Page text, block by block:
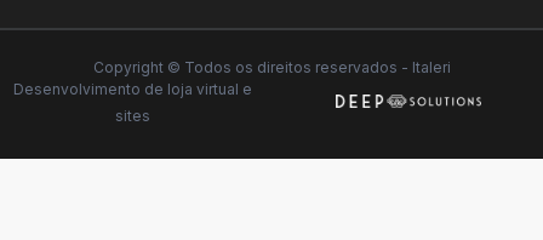
Copyright © Todos os direitos reservados - Italeri
Desenvolvimento de loja virtual e
sites